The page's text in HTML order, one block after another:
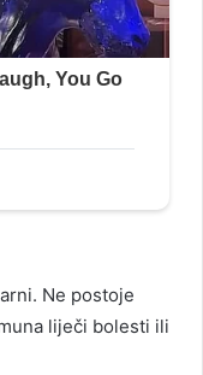
Ne postoje
liječi bolesti ili